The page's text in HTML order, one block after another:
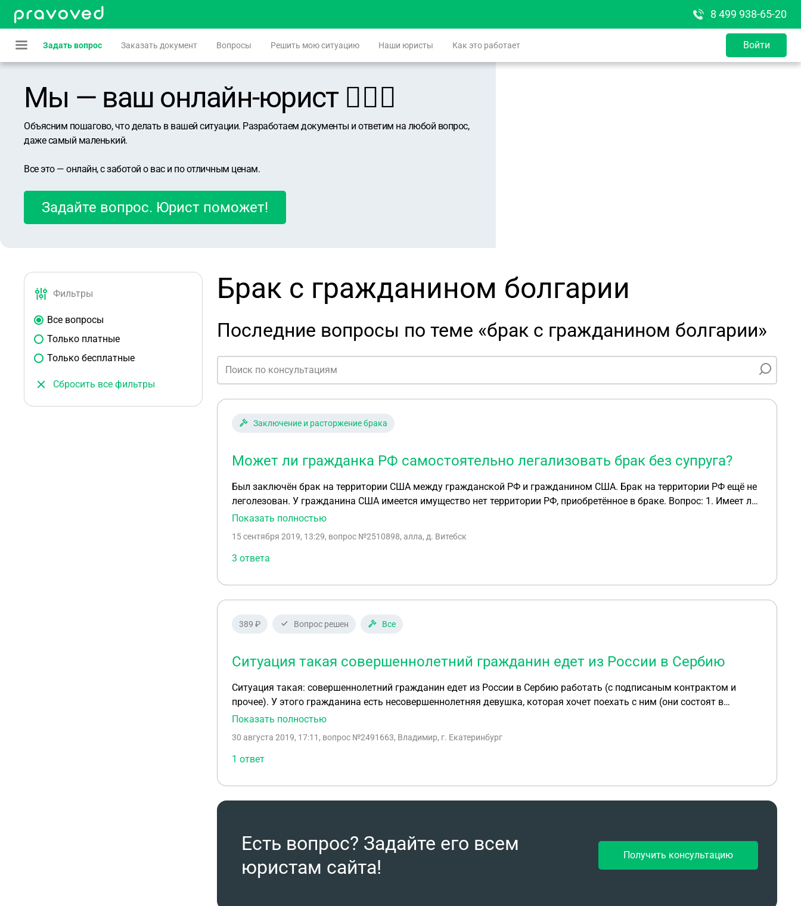
8 499 938-65-20
Задать вопрос Заказать документ Вопросы Решить мою ситуацию Наши юристы Как это работает Войти
Мы — ваш онлайн-юрист 👨🏻‍⚖️
Объясним пошагово, что делать в вашей ситуации. Разработаем документы и ответим на любой вопрос,
даже самый маленький.
Все это — онлайн, с заботой о вас и по отличным ценам.
Задайте вопрос. Юрист поможет!
Фильтры
Все вопросы
Только платные
Только бесплатные
Сбросить все фильтры
Брак с гражданином болгарии
Последние вопросы по теме «брак с гражданином болгарии»
Заключение и расторжение брака
Может ли гражданка РФ самостоятельно легализовать брак без супруга?
Был заключён брак на территории США между гражданской РФ и гражданином США. Брак на территории РФ ещё не
леголезован. У гражданина США имеется имущество нет территории РФ, приобретённое в браке. Вопрос: 1. Имеет ли
гражданка РФ рассчитывать на раздел имущества, если брак будет леголизован на территории РФ уже после
Показать полностью
15 сентября 2019, 13:29, вопрос №2510898, алла, д. Витебск
3 ответа
389 ₽ Вопрос решен Все
Ситуация такая совершеннолетний гражданин едет из России в Сербию
Ситуация такая: совершеннолетний гражданин едет из России в Сербию работать (с подписаным контрактом и
прочее). У этого гражданина есть несовершеннолетняя девушка, которая хочет поехать с ним (они состоят в
отношениях). Насколько мне известно, в Сербии можно находиться не более 3 месяцев за полгода. Вопрос
праве в целом. И вообще, возможно ли это?
Показать полностью
30 августа 2019, 17:11 , вопрос №2491663, Владимир, г. Екатеринбург
1 ответ
Есть вопрос? Задайте его всем
юристам сайта!
Получить консультацию